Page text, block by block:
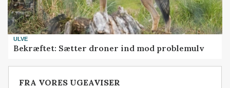
ULVE
Bekræftet: Sætter droner ind mod problemulv
FRA VORES UGEAVISER